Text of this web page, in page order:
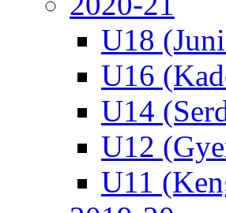
U18
U16
U14
U12
U11